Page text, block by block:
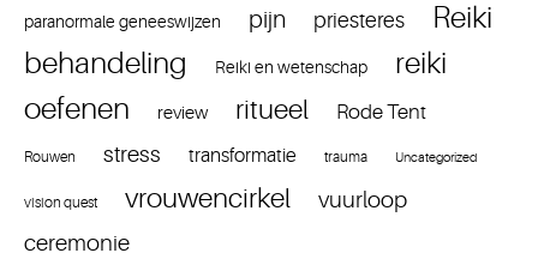
paranormale geneeswijzen pijn priesteres
Reiki
behandeling
Reiki en wetenschap
reiki
oefenen
review ritueel Rode Tent
Rouwen stress transformatie trauma Uncategorized
vision quest vrouwencirkel
vuurloop
ceremonie